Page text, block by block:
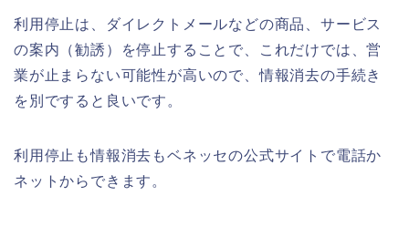
利用停止は、ダイレクトメールなどの商品、サービス
の案内（勧誘）を停止することで、これだけでは、営
業が止まらない可能性が高いので、情報消去の手続き
を別ですると良いです。
利用停止も情報消去もベネッセの公式サイトで電話か
ネットからできます。